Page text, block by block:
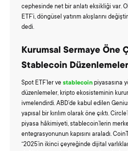
cephesinde net bir anlatı eksikliği var.
ETF’i, döngüsel yatırım akışlarını
dedi.
Kurumsal Sermaye Öne
Stablecoin
Spot ETF’ler ve stablecoin piyasasına
düzenlemeler, kripto ekosisteminin
ivmelendirdi. ABD’de kabul edilen
yapısal bir kırılım olarak öne çıktı.
piyasa hâkimiyeti, stablecoin’lerin
entegrasyonunun kapısını araladı.
“2025’in ikinci çeyreğinde dijital